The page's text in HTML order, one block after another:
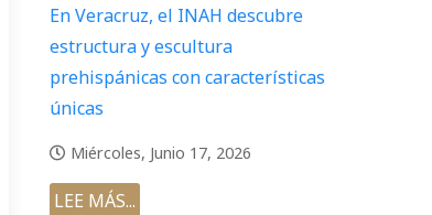
En Veracruz, el INAH descubre
estructura y escultura
prehispánicas con características
únicas
Miércoles, Junio 17, 2026
LEE MÁS...